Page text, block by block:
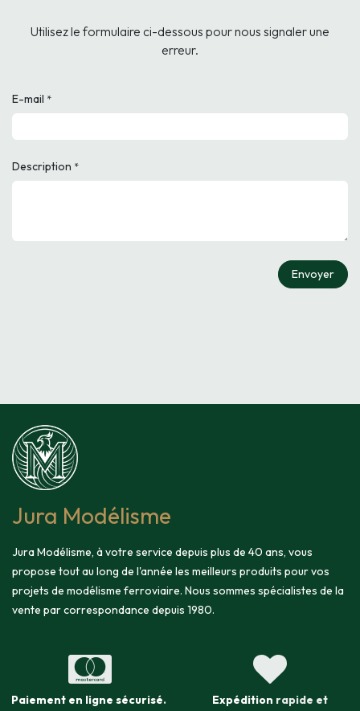
Utilisez le formulaire ci-dessous pour nous signaler une
erreur.
E-mail *
Description *
Envoyer
Jura Modélisme
Jura Modélisme, à votre service depuis plus de 40 ans, vous
propose tout au long de l'année les meilleurs produits pour vos
projets de modélisme ferroviaire. Nous sommes spécialistes de la
vente par correspondance depuis 1980.
Paiement en ligne sécurisé. Expédition rapide et